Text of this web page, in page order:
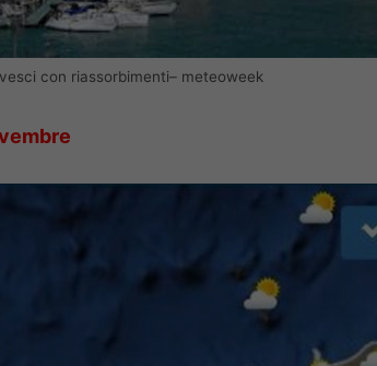
con riassorbimenti– meteoweek